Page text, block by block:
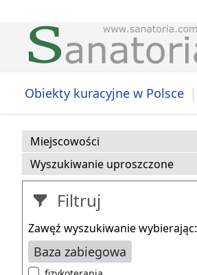
Obiekty kuracyjne w Polsce |
Miejscowości
Wyszukiwanie uproszczone
Filtruj
Zawęź wyszukiwanie wybierając:
Baza zabiegowa